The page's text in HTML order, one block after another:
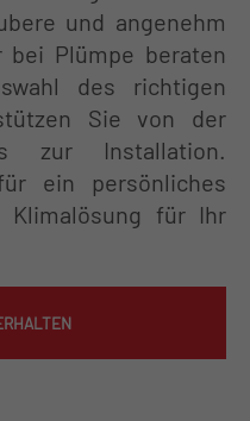
und angenehm
bei Plümpe beraten
des richtigen
Sie von der
zur Installation.
ein persönliches
für Ihr